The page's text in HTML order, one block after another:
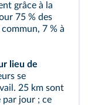
grâce à la
75 % des
7 % à
lieu de
se
25 km sont
par jour ; ce